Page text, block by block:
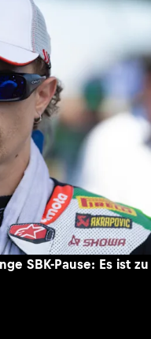
SBK-Pause: Es ist zu